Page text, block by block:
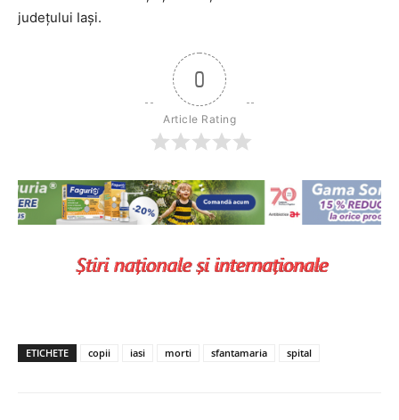
județului Iași.
0
Article Rating
ETICHETE copii iasi morti sfantamaria spital